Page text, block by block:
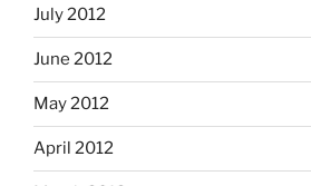
July 2012
June 2012
May 2012
April 2012